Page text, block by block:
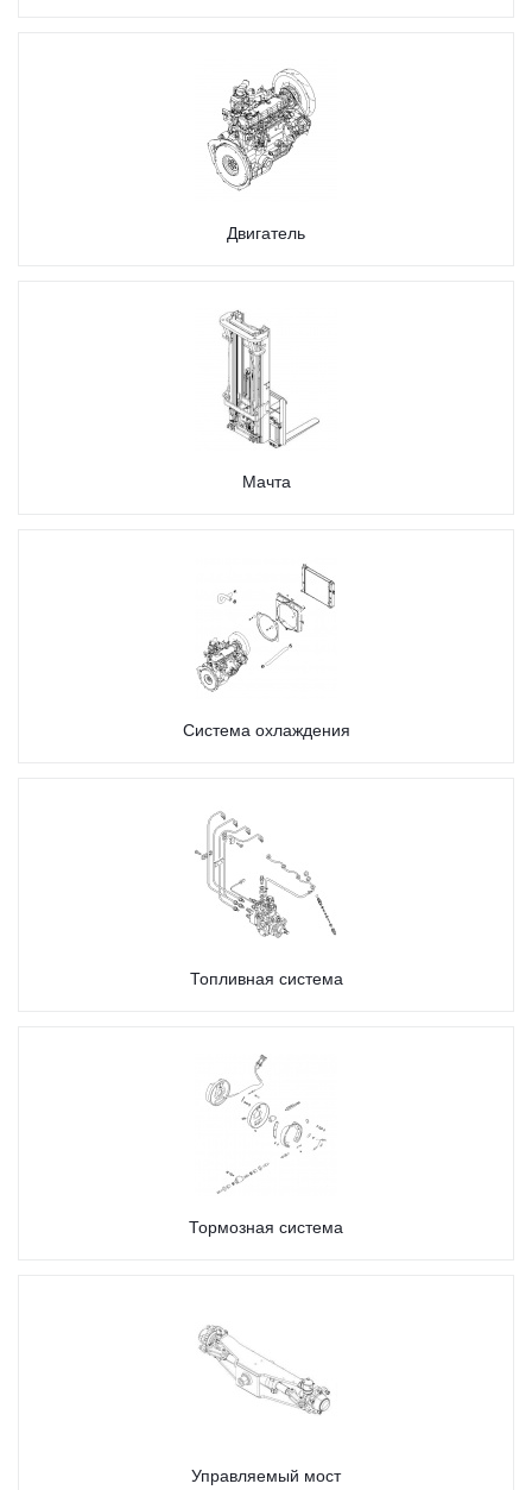
Двигатель
Мачта
Система охлаждения
Топливная система
Тормозная система
Управляемый мост